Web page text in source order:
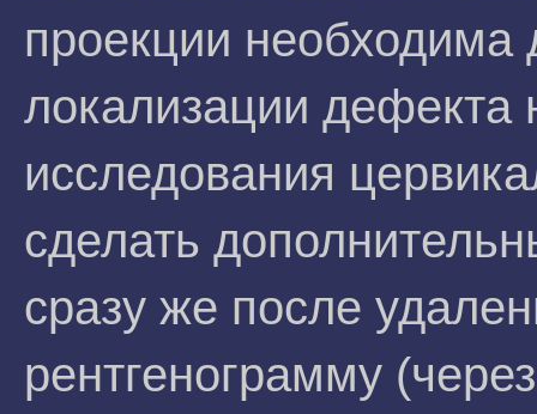
проекции необходима
локализации дефекта
исследования
сделать
сразу же после
рентгенограмму